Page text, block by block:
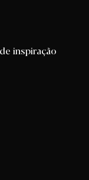
inspiração